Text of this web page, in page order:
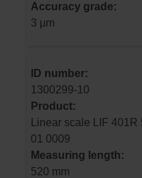
Accuracy grade:
3 µm
ID number:
1300299-10
Product:
Linear scale LIF 401R 520 G8 3.0 ML/2 .. OK
01 0009
Measuring length:
520 mm